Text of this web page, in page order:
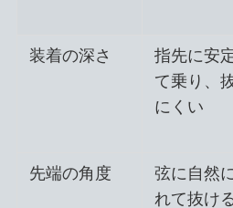
装着の深さ
指先に安
て乗り、
にくい
先端の角度
弦に自然
れて抜け